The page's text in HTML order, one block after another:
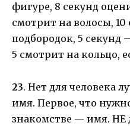
фигуре, 8 секунд
смотрит на волосы, 10
подбородок, 5 секунд
5 смотрит на кольцо,
23. Нет для человека
имя. Первое, что
знакомстве — имя. НЕ